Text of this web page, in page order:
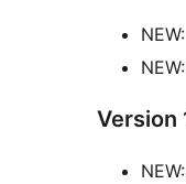
Version